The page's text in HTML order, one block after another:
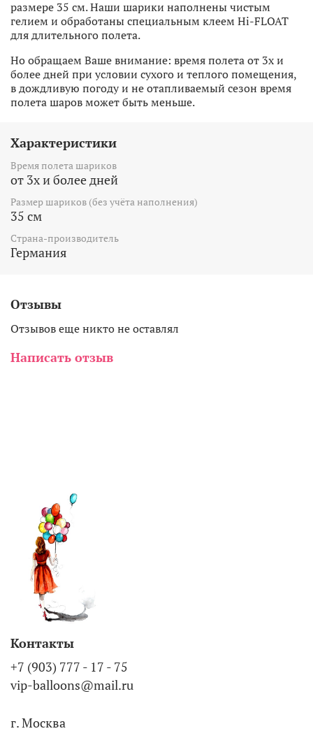
размере 35 см. Наши шарики наполнены чистым
гелием и обработаны специальным клеем Hi-FLOAT
для длительного полета.
Но обращаем Ваше внимание: время полета от 3х и
более дней при условии сухого и теплого помещения,
в дождливую погоду и не отапливаемый сезон время
полета шаров может быть меньше.
Характеристики
Время полета шариков
от 3х и более дней
Размер шариков (без учёта наполнения)
35 см
Страна-производитель
Германия
Отзывы
Отзывов еще никто не оставлял
Написать отзыв
Контакты
+7 (903) 777 - 17 - 75
vip-balloons@mail.ru
г. Москва